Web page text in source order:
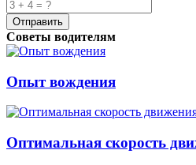
Советы водителям
Опыт вождения
Оптимальная скорость